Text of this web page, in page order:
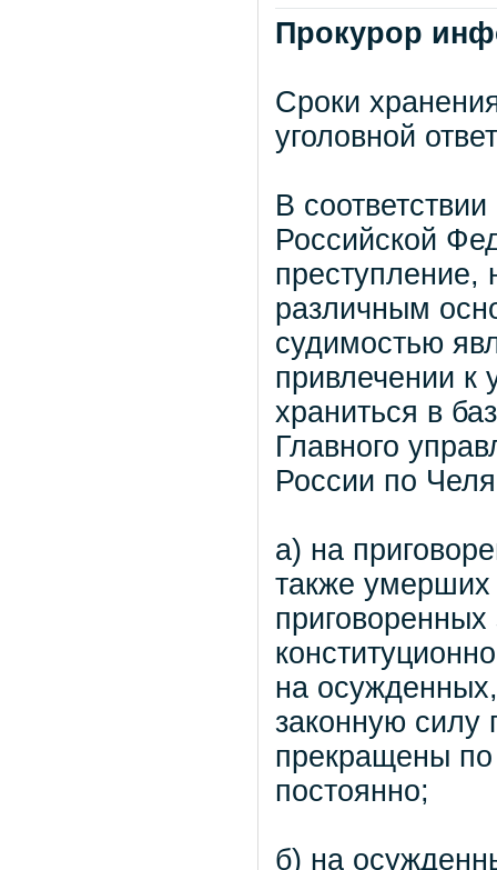
Прокурор
Сроки
уголовной
В
Российской
преступление,
различным
судимостью
привлечении к
храниться в
Главного
России по
а) на
также
на
законную силу
прекращены
постоянно;
б) на